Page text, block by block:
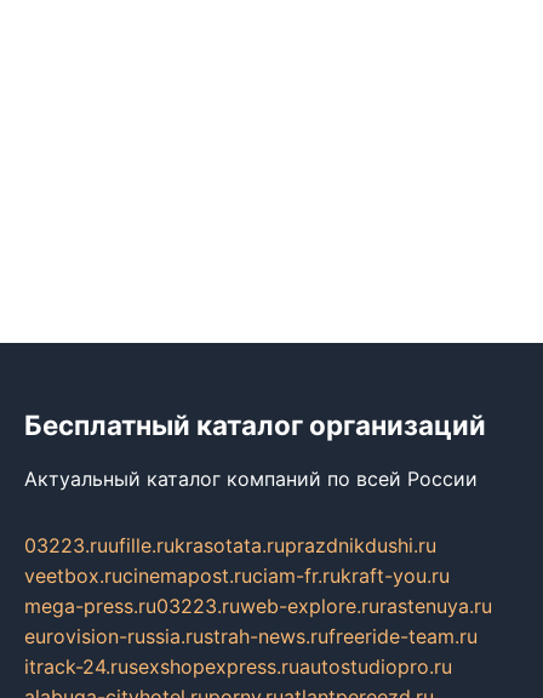
Бесплатный каталог организаций
Актуальный каталог компаний по всей России
03223.ruufille.rukrasotata.ruprazdnikdushi.ru
veetbox.rucinemapost.ruciam-fr.rukraft-you.ru
mega-press.ru03223.ruweb-explore.rurastenuya.ru
eurovision-russia.rustrah-news.rufreeride-team.ru
itrack-24.rusexshopexpress.ruautostudiopro.ru